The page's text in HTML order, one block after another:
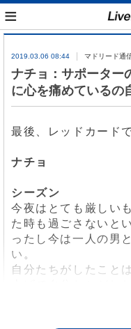
≡
2019.03.06 08:44 マドリード通
ナチョ：サポーター
に心を痛めているの
最後、レッドカード
ナチョ
シーズン
今夜はとても厳しい
た時も過ごさないと
ったし今は一人の男
い。
自分たちがしたこと